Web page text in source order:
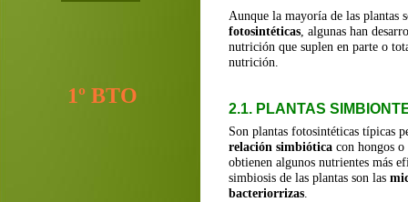
Aunque la mayoría de las plantas
fotosintéticas, algunas han
nutrición que suplen en parte o
nutrición.
2.1. PLANTAS
Son plantas fotosintéticas típicas
relación simbiótica con hongos o
obtienen algunos nutrientes más
simbiosis de las plantas son las
bacteriorrizas.
1º BTO